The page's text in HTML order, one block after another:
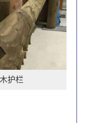
护栏